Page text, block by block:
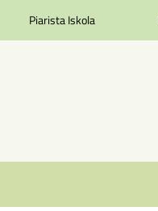
Piarista Iskola